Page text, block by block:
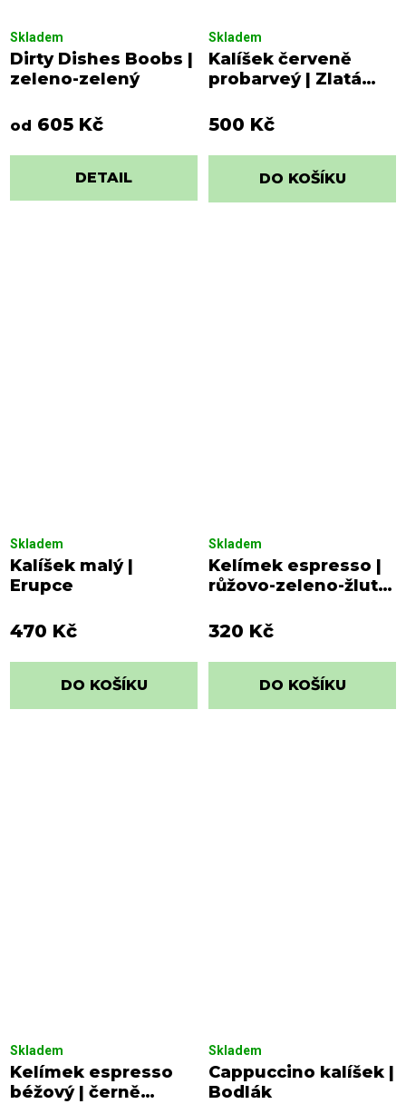
Dirty Dishes Boobs |
zeleno-zelený
Skladem
od 605 Kč
DETAIL
Kalíšek červeně
probarveý | Zlatá
Skladem
500 Kč
DO KOŠÍKU
Kalíšek malý |
Erupce
Skladem
470 Kč
DO KOŠÍKU
Kelímek espresso |
růžovo-zeleno-žlutě
Skladem
320 Kč
DO KOŠÍKU
Kelímek espresso
béžový | černě
Skladem
Cappuccino kalíšek |
Bodlák
Skladem